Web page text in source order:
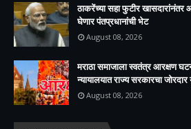
ठाकरेंच्या सहा फुटीर खासदारांनंतर
घेणार पंतप्रधानांची भेट
August 08, 2026
मराठा समाजाला स्वतंत्र आरक्षण
न्यायालयात राज्य सरकारचा जोरदार
August 08, 2026